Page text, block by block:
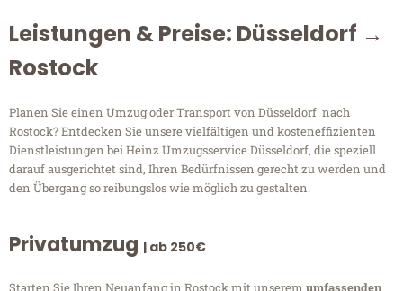
Leistungen & Preise: Düsseldorf →
Rostock
Planen Sie einen Umzug oder Transport von Düsseldorf nach
Rostock? Entdecken Sie unsere vielfältigen und kosteneffizienten
Dienstleistungen bei Heinz Umzugsservice Düsseldorf, die speziell
darauf ausgerichtet sind, Ihren Bedürfnissen gerecht zu werden und
den Übergang so reibungslos wie möglich zu gestalten.
Privatumzug | ab 250€
Starten Sie Ihren Neuanfang in Rostock mit unserem umfassenden